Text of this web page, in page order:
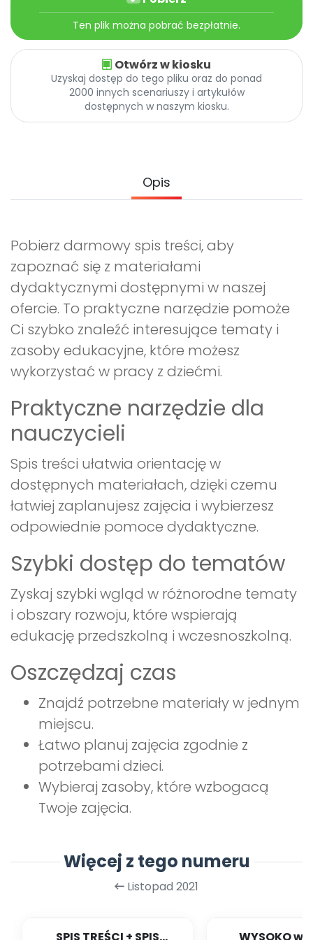
Archiwalne numery
Pomoc
Promocje
Ten plik można pobrać bezpłatnie.
Otwórz w kiosku
Uzyskaj dostęp do tego pliku oraz do ponad
2000 innych scenariuszy i artykułów
dostępnych w naszym kiosku.
Opis
Pobierz darmowy spis treści, aby
zapoznać się z materiałami
dydaktycznymi dostępnymi w naszej
ofercie. To praktyczne narzędzie pomoże
Ci szybko znaleźć interesujące tematy i
zasoby edukacyjne, które możesz
wykorzystać w pracy z dziećmi.
Praktyczne narzędzie dla
nauczycieli
Spis treści ułatwia orientację w
dostępnych materiałach, dzięki czemu
łatwiej zaplanujesz zajęcia i wybierzesz
odpowiednie pomoce dydaktyczne.
Szybki dostęp do tematów
Zyskaj szybki wgląd w różnorodne tematy
i obszary rozwoju, które wspierają
edukację przedszkolną i wczesnoszkolną.
Oszczędzaj czas
Znajdź potrzebne materiały w jednym
miejscu.
Łatwo planuj zajęcia zgodnie z
potrzebami dzieci.
Wybieraj zasoby, które wzbogacą
Twoje zajęcia.
Więcej z tego numeru
Listopad 2021
SPIS TREŚCI + SPIS WYSOKO